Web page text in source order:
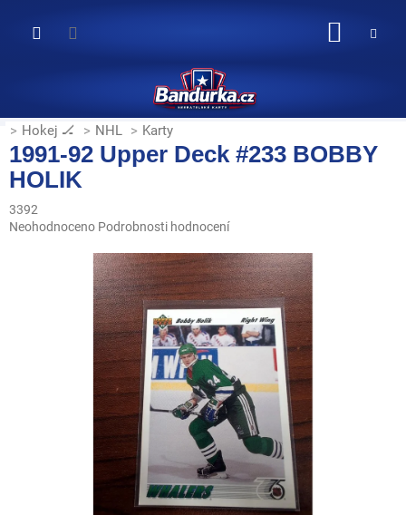
obsah
Hokej 🏒 NHL Karty
1991-92 Upper Deck #233 BOBBY
HOLIK
3392
Průměrné
Neohodnoceno Podrobnosti hodnocení